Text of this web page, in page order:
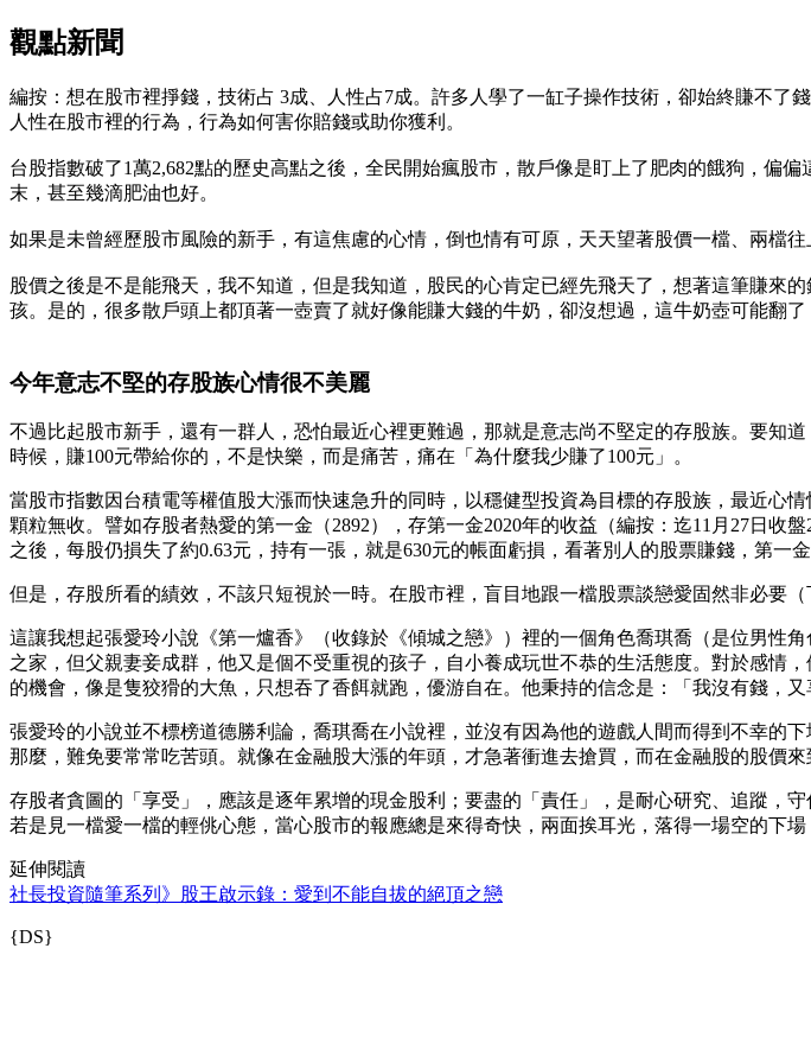
觀點新聞
編按：想在股市裡掙錢，技術占 3成、人性占7成。許多人學了一缸子操作技術，卻始終賺不
人性在股市裡的行為，行為如何害你賠錢或助你獲利。
台股指數破了1萬2,682點的歷史高點之後，全民開始瘋股市，散戶像是盯上了肥肉的餓狗，偏
末，甚至幾滴肥油也好。
如果是未曾經歷股市風險的新手，有這焦慮的心情，倒也情有可原，天天望著股價一檔、兩檔
股價之後是不是能飛天，我不知道，但是我知道，股民的心肯定已經先飛天了，想著這筆賺來
孩。是的，很多散戶頭上都頂著一壺賣了就好像能賺大錢的牛奶，卻沒想過，這牛奶壺可能翻
今年意志不堅的存股族心情很不美麗
不過比起股市新手，還有一群人，恐怕最近心裡更難過，那就是意志尚不堅定的存股族。要知
時候，賺100元帶給你的，不是快樂，而是痛苦，痛在「為什麼我少賺了100元」。
當股市指數因台積電等權值股大漲而快速急升的同時，以穩健型投資為目標的存股族，最近心
顆粒無收。譬如存股者熱愛的第一金（2892），存第一金2020年的收益（編按：迄11月27日收
之後，每股仍損失了約0.63元，持有一張，就是630元的帳面虧損，看著別人的股票賺錢，第一
但是，存股所看的績效，不該只短視於一時。在股市裡，盲目地跟一檔股票談戀愛固然非必要
這讓我想起張愛玲小說《第一爐香》（收錄於《傾城之戀》）裡的一個角色喬琪喬（是位男性
之家，但父親妻妾成群，他又是個不受重視的孩子，自小養成玩世不恭的生活態度。對於感情
的機會，像是隻狡猾的大魚，只想吞了香餌就跑，優游自在。他秉持的信念是：「我沒有錢，又
張愛玲的小說並不標榜道德勝利論，喬琪喬在小說裡，並沒有因為他的遊戲人間而得到不幸的
那麼，難免要常常吃苦頭。就像在金融股大漲的年頭，才急著衝進去搶買，而在金融股的股價來
存股者貪圖的「享受」，應該是逐年累增的現金股利；要盡的「責任」，是耐心研究、追蹤，
若是見一檔愛一檔的輕佻心態，當心股市的報應總是來得奇快，兩面挨耳光，落得一場空的下
延伸閱讀
社長投資隨筆系列》股王啟示錄：愛到不能自拔的絕頂之戀
{DS}